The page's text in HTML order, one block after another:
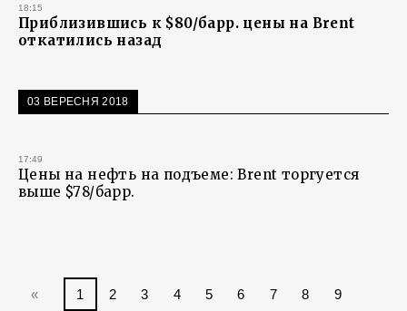
18:15
Приблизившись к $80/барр. цены на Brent
откатились назад
03 ВЕРЕСНЯ 2018
17:49
Цены на нефть на подъеме: Brent торгуется
выше $78/барр.
« 1 2 3 4 5 6 7 8 9